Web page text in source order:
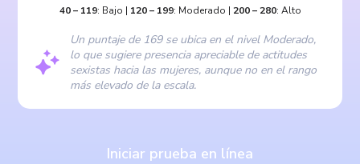
40– 119: Bajo | 120– 199: Moderado | 200– 280: Alto
Un puntaje de 169 se ubica en el nivel Moderado,
lo que sugiere presencia apreciable de actitudes
sexistas hacia las mujeres, aunque no en el rango
más elevado de la escala.
Iniciar prueba en línea